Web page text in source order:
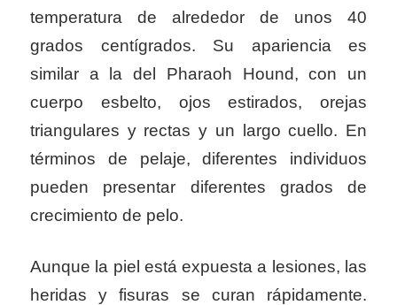
temperatura de alrededor de unos 40
grados centígrados. Su apariencia es
similar a la del Pharaoh Hound, con un
cuerpo esbelto, ojos estirados, orejas
triangulares y rectas y un largo cuello. En
términos de pelaje, diferentes individuos
pueden presentar diferentes grados de
crecimiento de pelo.
Aunque la piel está expuesta a lesiones, las
heridas y fisuras se curan rápidamente.